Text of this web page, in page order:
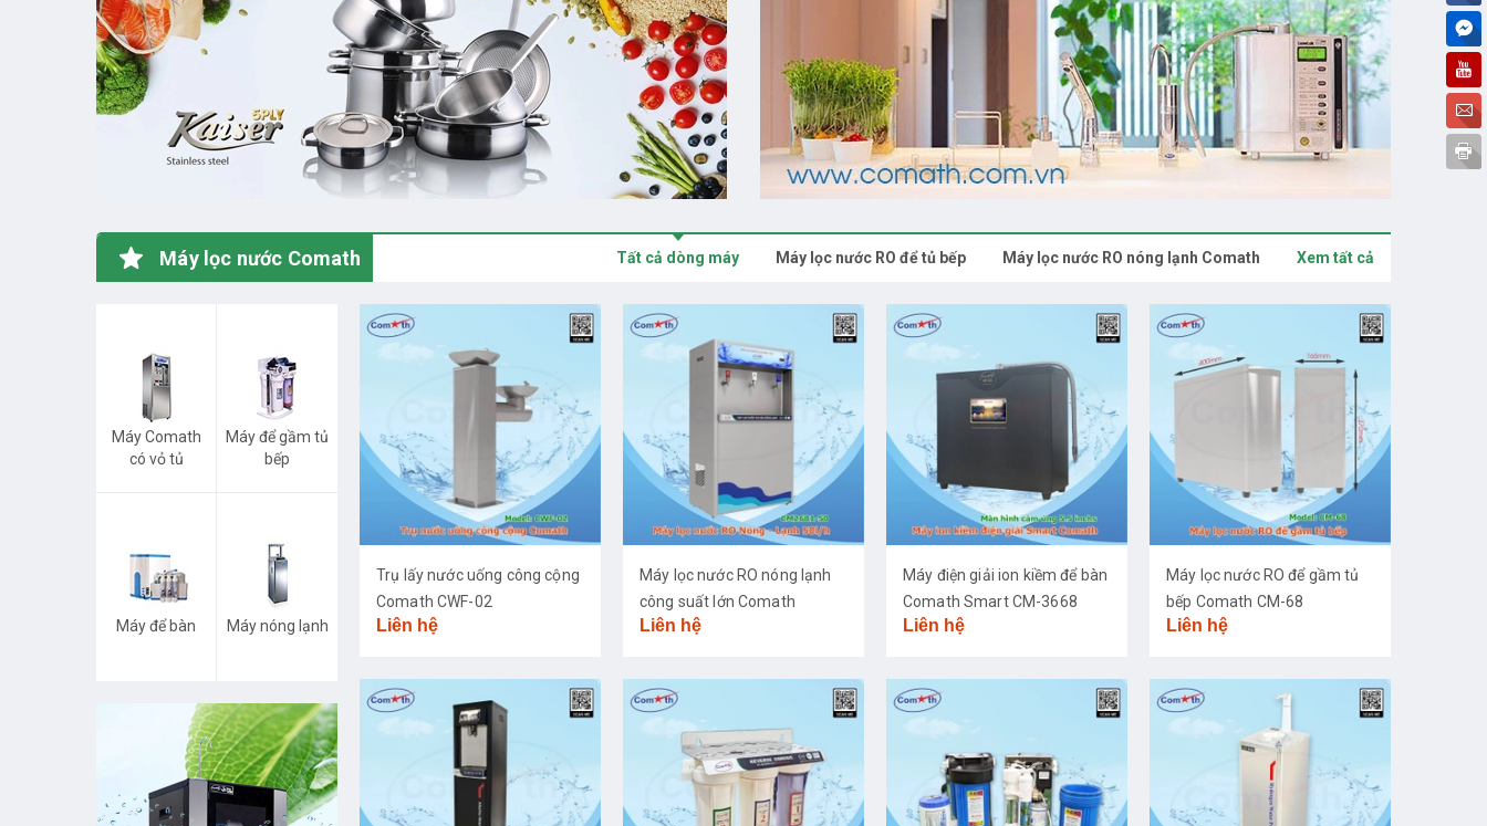
Máy lọc nước Comath Tất cả dòng máy Máy lọc nước RO để tủ bếp Máy lọc nước RO nóng lạnh Comath Xem tất cả
Máy Comath
có vỏ tủ
Máy để gầm tủ
bếp
Máy để bàn Máy nóng lạnh
Trụ lấy nước uống công cộng
Comath CWF-02
Liên hệ
Máy lọc nước RO nóng lạnh
công suất lớn Comath
CM2681-50
Liên hệ
Máy điện giải ion kiềm để bàn
Comath Smart CM-3668
Liên hệ
Máy lọc nước RO để gầm tủ
bếp Comath CM-68
Liên hệ